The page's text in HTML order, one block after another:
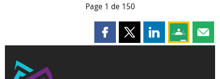
Page 1 de 150
Partager cette page sur
Partager cette page sur X
Partager cette
Partagez